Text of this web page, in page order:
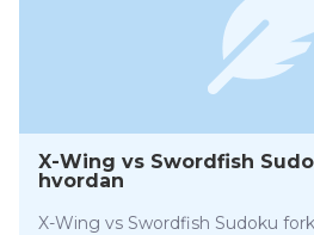
X-Wing vs Swordfish
hvordan
X-Wing vs Swordfish Sudoku